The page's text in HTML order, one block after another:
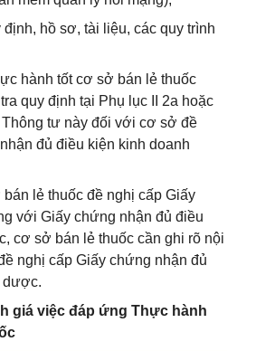
hồ sơ, tài liệu, các quy trình
hành tốt cơ sở bán lẻ thuốc
quy định tại Phụ lục II 2a hoặc
Thông tư này đối với cơ sở đề
đủ điều kiện kinh doanh
lẻ thuốc đề nghị cấp Giấy
với Giấy chứng nhận đủ điều
cơ sở bán lẻ thuốc cần ghi rõ nội
nghị cấp Giấy chứng nhận đủ
dược.
giá việc đáp ứng Thực hành